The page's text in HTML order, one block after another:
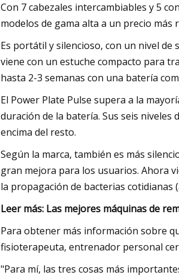
Con 7 cabezales intercambiables y 5
modelos de gama alta a un precio más
Es portátil y silencioso, con un nivel de
viene con un estuche compacto para
hasta 2-3 semanas con una batería
El Power Plate Pulse supera a la
duración de la batería. Sus seis
encima del resto.
Según la marca, también es más
gran mejora para los usuarios. Ahora
la propagación de bacterias
Leer más: Las mejores máquinas de
Para obtener más información sobre
fisioterapeuta, entrenador personal
"Para mí, las tres cosas más